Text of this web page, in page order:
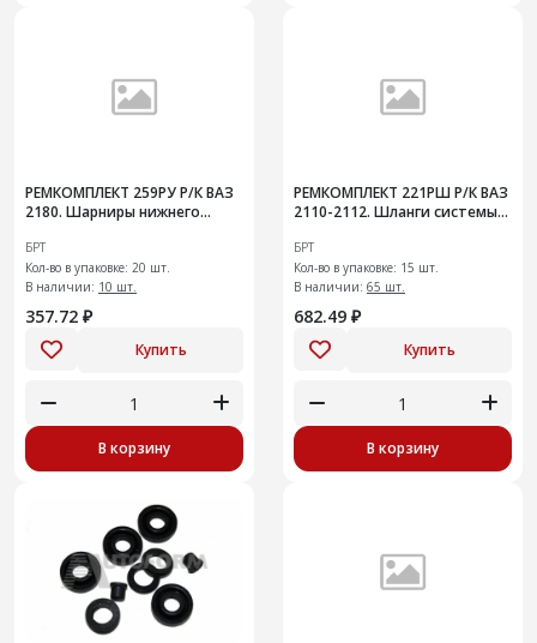
РЕМКОМПЛЕКТ 259РУ Р/К ВАЗ
2180. Шарниры нижнего
БРТ
Кол-во в упаковке: 20 шт.
В наличии: 10 шт.
357.72 ₽
Купить
В корзину
РЕМКОМПЛЕКТ 221РШ Р/К ВАЗ
2110-2112. Шланги системы
клапан. двигателем
БРТ
Кол-во в упаковке: 15 шт.
В наличии: 65 шт.
682.49 ₽
Купить
В корзину